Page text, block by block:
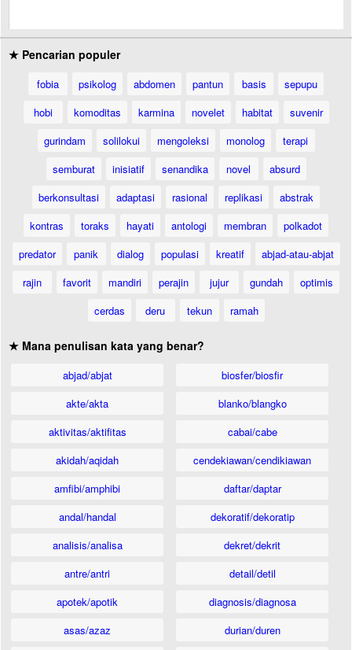
★ Pencarian populer
fobia psikolog abdomen pantun basis
sepupu
hobi
komoditas karmina novelet habitat
suvenir
gurindam
solilokui mengoleksi monolog
terapi
semburat
inisiatif senandika novel
absurd
berkonsultasi
adaptasi rasional replikasi
abstrak
kontras
toraks hayati antologi membran
polkadot
predator
panik dialog populasi kreatif
abjad-atau-abjat
rajin
favorit mandiri perajin jujur gundah
optimis
cerdas
deru tekun ramah
★ Mana penulisan kata yang benar?
abjad/abjat
akte/akta
aktivitas/aktifitas
akidah/aqidah
amfibi/amphibi
andal/handal
analisis/analisa
antre/antri
apotek/apotik
asas/azaz
biosfer/biosfir
blanko/blangko
cabai/cabe
cendekiawan/cendikiawan
daftar/daptar
dekoratif/dekoratip
dekret/dekrit
detail/detil
diagnosis/diagnosa
durian/duren